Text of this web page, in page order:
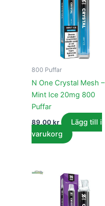
800 Puffar
N One Crystal Mesh –
Mint Ice 20mg 800
Puffar
89,00kr
Lägg till i
varukorg